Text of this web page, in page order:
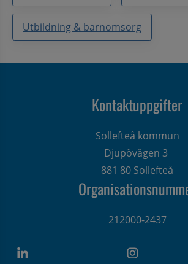
Utbildning & barnomsorg
Kontaktuppgifter
Sollefteå kommun
Djupövägen 3
881 80 Sollefteå
212000-2437